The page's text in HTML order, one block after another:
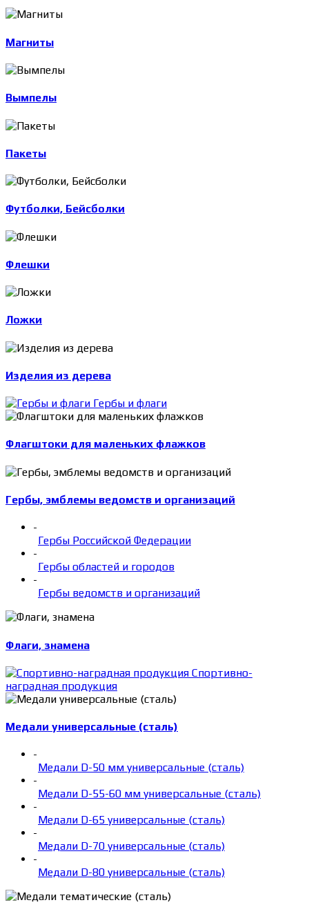
Магниты
Вымпелы
Пакеты
Футболки, Бейсболки
Флешки
Ложки
Изделия из дерева
Гербы и флаги
Флагштоки для маленьких флажков
Гербы, эмблемы ведомств и организаций
-
Гербы Российской Федерации
-
Гербы областей и городов
-
Гербы ведомств и организаций
Флаги, знамена
Спортивно-
наградная продукция
Медали универсальные (сталь)
-
Медали D-50 мм универсальные (сталь)
-
Медали D-55-60 мм универсальные (сталь)
-
Медали D-65 универсальные (сталь)
-
Медали D-70 универсальные (сталь)
-
Медали D-80 универсальные (сталь)